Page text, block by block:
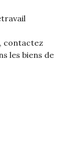
contactez
les biens de